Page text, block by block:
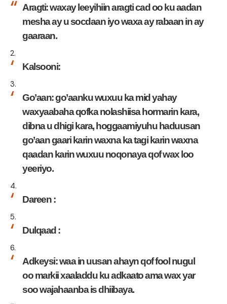
Aragti: waxay leeyihiin aragti cad oo ku aadan
mesha ay u socdaan iyo waxa ay rabaan in ay
gaaraan.
Kalsooni:
Go’aan: go’aanku wuxuu ka mid yahay
waxyaabaha qofka nolashiisa hormarin kara,
dibna u dhigi kara, hoggaamiyuhu haduusan
go’aan gaari karin waxna ka tagi karin waxna
qaadan karin wuxuu noqonaya qof wax loo
yeeriyo.
Dareen :
Dulqaad :
Adkeysi: waa in uusan ahayn qof fool nugul
oo markii xaaladdu ku adkaato ama wax yar
soo wajahaanba is dhiibaya.